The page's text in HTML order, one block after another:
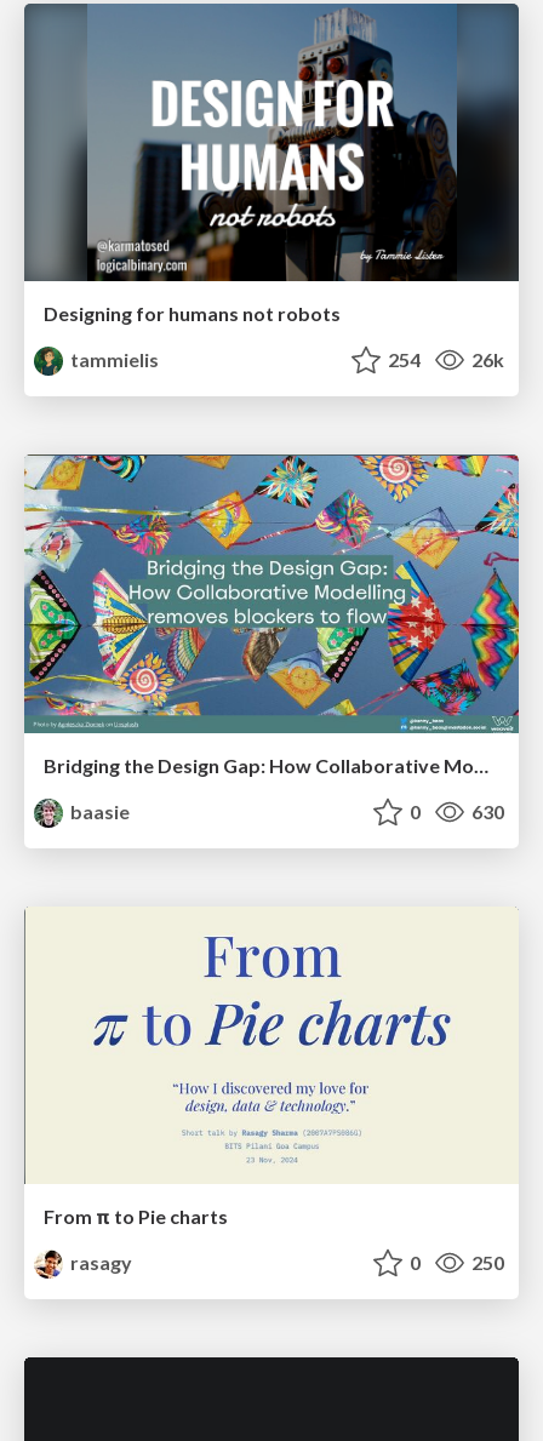
Designing for humans not robots
tammielis
254 26k
Bridging the Design Gap: How Collaborative Modelling removes blockers to flow between stakeholders and teams @FastFlow conf
baasie
0 630
From π to Pie charts
rasagy
0 250